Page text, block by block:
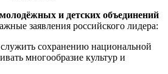
и детских объединений
заявления российского лидера:
сохранению национальной
многообразие культур и